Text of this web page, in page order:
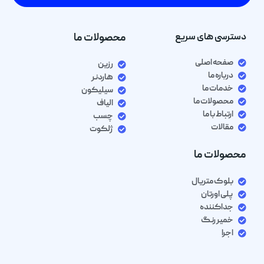
دسترسی های سریع
صفحه اصلی
درباره ما
خدمات ما
محصولات ما
ارتباط با ما
مقالات
محصولات ما
رزین
هاردنر
سیلیکون
الیاف
چسب
ژلکوت
محصولات ما
بلوک متریال
پلی اورتان
جداکننده
خمیر رنگ
اجرا